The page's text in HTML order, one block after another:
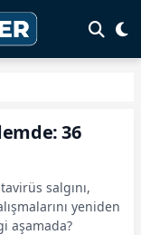
36
salgını,
yeniden
aşamada?